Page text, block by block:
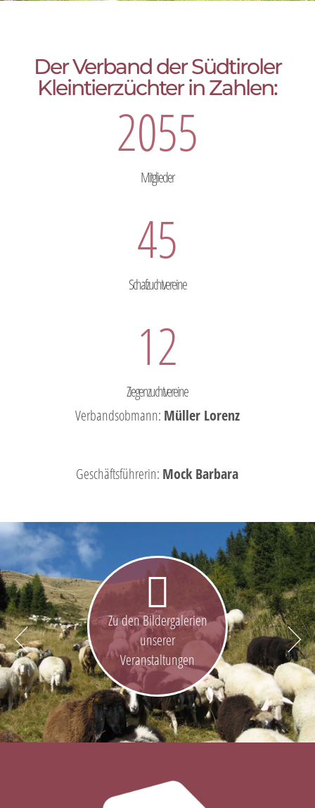
Der Verband der Südtiroler
Kleintierzüchter in Zahlen:
2055
Mitglieder
45
Schafzuchtvereine
12
Ziegenzuchtvereine
Verbandsobmann: Müller Lorenz
Geschäftsführerin: Mock Barbara
Zu den Bildergalerien
unserer
Veranstaltungen